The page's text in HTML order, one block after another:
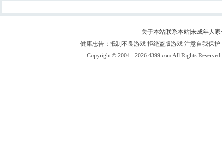
关于本站联系本站未成年人家
健康忠告：抵制不良游戏 拒绝盗版游戏 注意自我保
Copyright © 2004 - 2026 4399.com All Rights